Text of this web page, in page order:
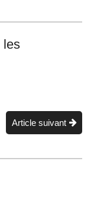
les
Article suivant